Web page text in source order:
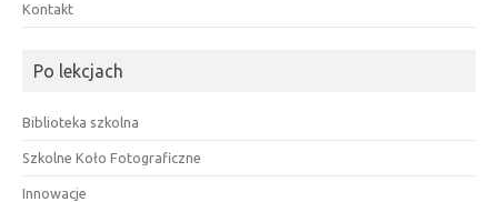
Kontakt
Po lekcjach
Biblioteka szkolna
Szkolne Koło Fotograficzne
Innowacje